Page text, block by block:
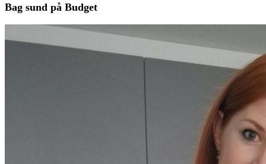
Bag sund på Budget